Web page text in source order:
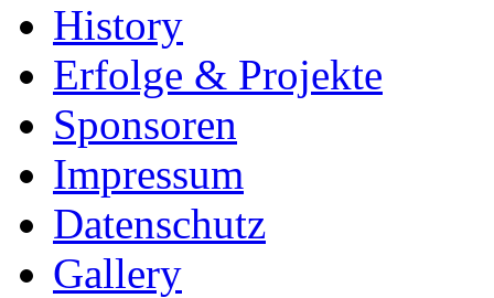
History
Erfolge & Projekte
Sponsoren
Impressum
Datenschutz
Gallery